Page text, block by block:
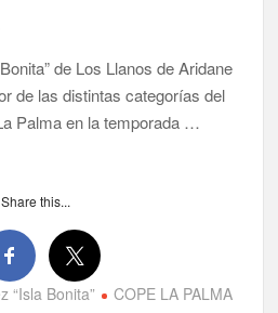
de Los Llanos de Aridane
de las distintas categorías del
Palma en la temporada …
Share this...
“Isla Bonita” COPE LA PALMA